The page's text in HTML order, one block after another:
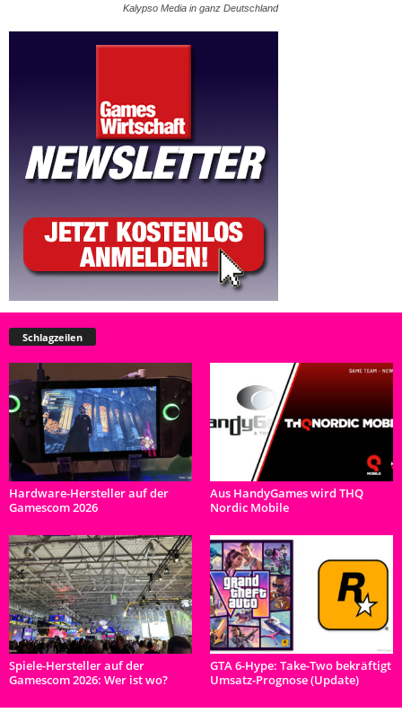
Kalypso Media in ganz Deutschland
Schlagzeilen
Hardware-Hersteller auf der
Gamescom 2026
Aus HandyGames wird THQ
Nordic Mobile
Spiele-Hersteller auf der
Gamescom 2026: Wer ist wo?
GTA 6-Hype: Take-Two bekräftigt
Umsatz-Prognose (Update)